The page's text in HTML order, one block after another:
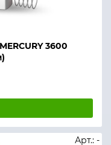
3600
Арт.: -